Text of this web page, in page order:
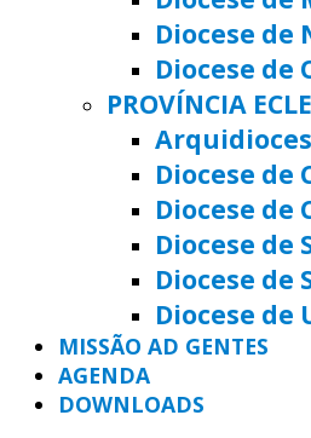
Diocese de
Diocese de
PROVÍNCIA
Diocese de
Diocese de
Diocese de
Diocese de
Diocese de
MISSÃO AD GENTES
AGENDA
DOWNLOADS